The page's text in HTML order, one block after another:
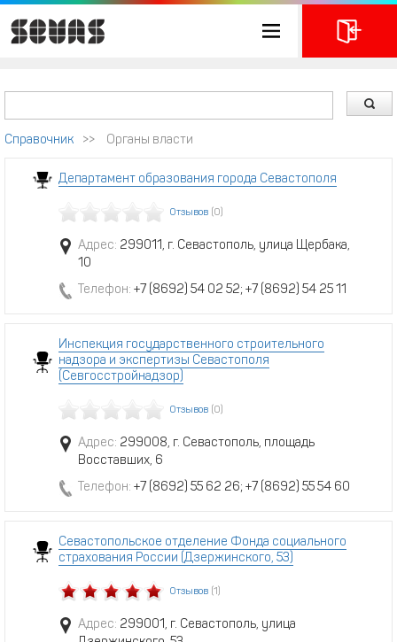
Справочник >> Органы власти
Департамент образования города Севастополя
Отзывов (0)
Адрес: 299011, г. Севастополь, улица Щербака,
10
Телефон: +7 (8692) 54 02 52; +7 (8692) 54 25 11
Инспекция государственного строительного
надзора и экспертизы Севастополя
(Севгосстройнадзор)
Отзывов (0)
Адрес: 299008, г. Севастополь, площадь
Восставших, 6
Телефон: +7 (8692) 55 62 26; +7 (8692) 55 54 60
Севастопольское отделение Фонда социального
страхования России (Дзержинского, 53)
Отзывов (1)
Адрес: 299001, г. Севастополь, улица